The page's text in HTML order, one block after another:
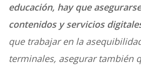
educación, hay que
contenidos y servicios
que trabajar en la
terminales, asegurar también